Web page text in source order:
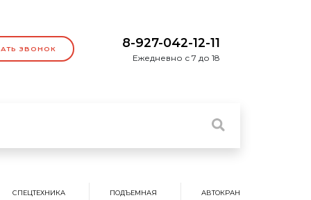
ЗВОНОК 8-927-042-12-11
Ежедневно с 7 до 18
СПЕЦТЕХНИКА ПОДЪЕМНАЯ АВТОКРАН